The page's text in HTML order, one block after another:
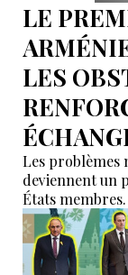
LE
LES
Les problèmes
deviennent un
États membres.